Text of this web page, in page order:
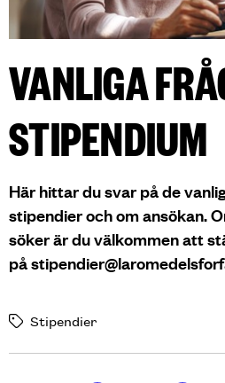
VANLIGA
STIPENDIUM
Här hittar du svar på de
stipendier och om ansökan.
söker är du välkommen att
på
Stipendier